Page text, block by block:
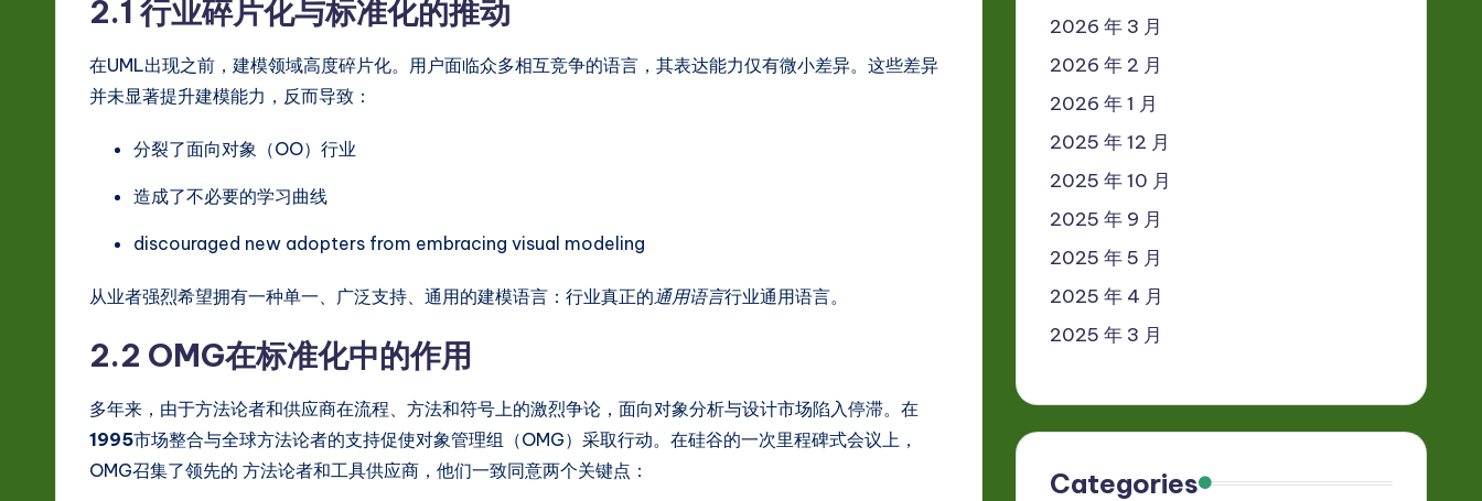
2.1 行业碎片化与标准化的推动
在UML出现之前，建模领域高度碎片化。用户面临众多相互竞争的语言，其表达能力仅有微小差异。这些差异
并未显著提升建模能力，反而导致：
分裂了面向对象（OO）行业
造成了不必要的学习曲线
discouraged new adopters from embracing visual modeling
从业者强烈希望拥有一种单一、广泛支持、通用的建模语言：行业真正的通用语言行业通用语言。
2.2 OMG在标准化中的作用
多年来，由于方法论者和供应商在流程、方法和符号上的激烈争论，面向对象分析与设计市场陷入停滞。在
1995市场整合与全球方法论者的支持促使对象管理组（OMG）采取行动。在硅谷的一次里程碑式会议上，
OMG召集了领先的 方法论者和工具供应商，他们一致同意两个关键点：
2026 年 3 月
2026 年 2 月
2026 年 1 月
2025 年 12 月
2025 年 10 月
2025 年 9 月
2025 年 5 月
2025 年 4 月
2025 年 3 月
Categories